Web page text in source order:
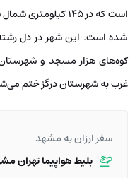
شده است. این شهر در دل
کوه‌های هزار مسجد و
غرب به شهرستان درگز ختم
سفر ارزان به مشهد
بلیط هواپیما تهران